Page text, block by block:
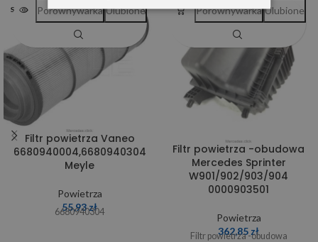
SOLD OUT
Filtr powietrza Vaneo
6680940004,6680940304
Meyle
Powietrza
55,93zł
6680940304
Porównywarka Ulubione
Filtr powietrza -obudowa
Mercedes Sprinter
W901/902/903/904
0000903501
Powietrza
362,85 zł
Filtr powietrza -obudowa
Porównywarka Ulubione